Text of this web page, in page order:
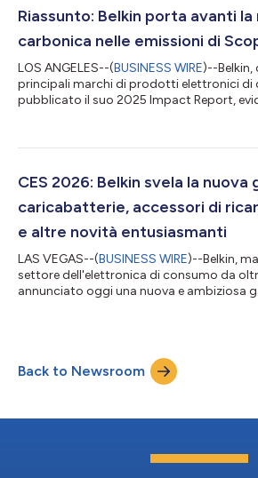
ampliano il crescente portafoglio Gaming
Riassunto: Belkin porta avanti
carbonica nelle emissioni di
LOS ANGELES--(BUSINESS WIRE)--Belkin,
principali marchi di prodotti elettronici di
pubblicato il suo 2025 Impact Report,
emissioni di Scope 1 e Scope 2 nel 2025,
capacità di valutazione del ciclo di vita
CES 2026: Belkin svela la nuova
caricabatterie, accessori di
e altre novità entusiasmanti
LAS VEGAS--(BUSINESS WIRE)--Belkin,
settore dell'elettronica di consumo da
annunciato oggi una nuova e ambiziosa
bank avanzati, caricabatterie wireless Qi2
HDMI wireless per la condivisione dei
Back to Newsroom